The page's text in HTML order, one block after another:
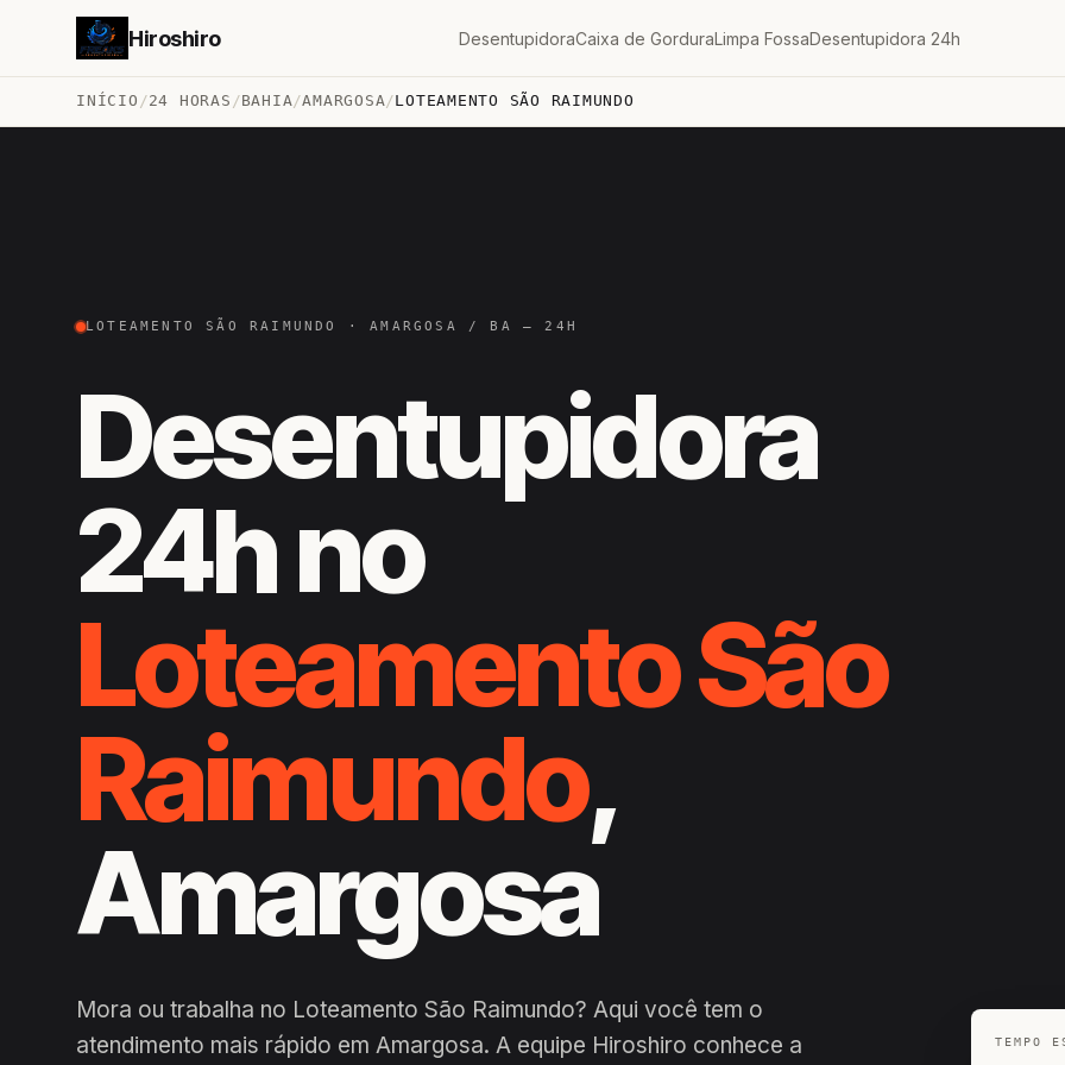
Hiroshiro DesentupidoraCaixa de GorduraLimpa FossaDesentupidora 24h
INÍCIO /24 HORAS /BAHIA/AMARGOSA/LOTEAMENTO SÃO RAIMUNDO
LOTEAMENTO SÃO RAIMUNDO · AMARGOSA / BA — 24H
Desentupidora
24h no
Loteamento São
Raimundo,
Amargosa
Mora ou trabalha no Loteamento São Raimundo? Aqui você tem o
atendimento mais rápido em Amargosa. A equipe Hiroshiro conhece a
TEMPO